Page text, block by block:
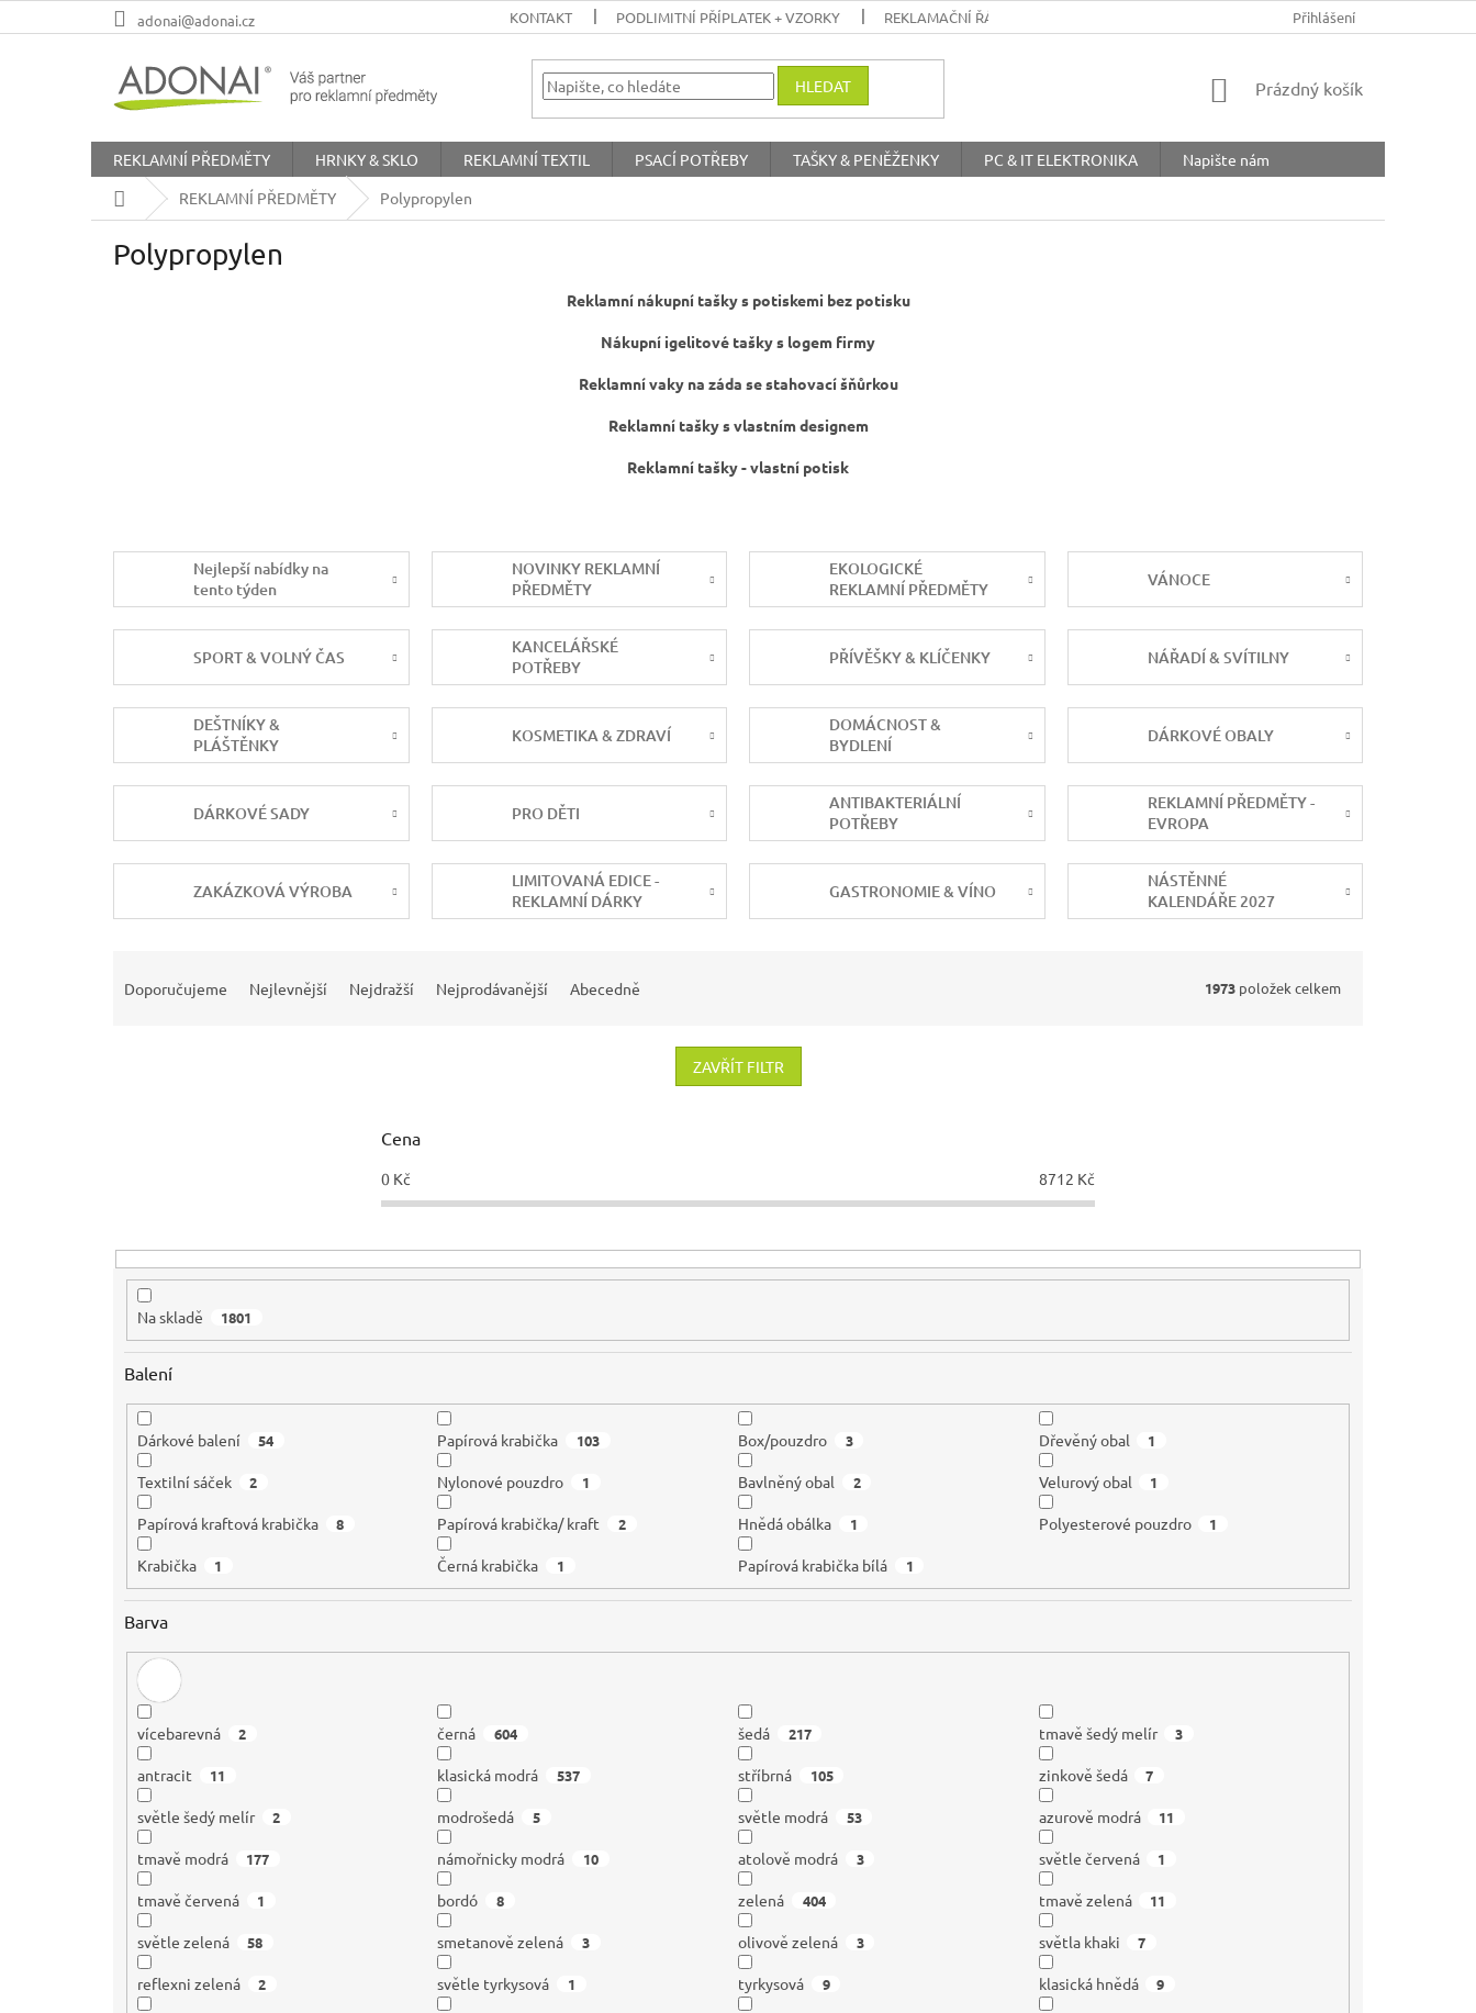
na
adonai@adonai.cz KONTAKT PODLIMITNÍ PŘÍPLATEK + VZORKY REKLAMAČNÍ ŘÁD COOKIES OCHRANA
Přihlášení
HLEDAT
NÁKUPNÍ
Prázdný košík
REKLAMNÍ PŘEDMĚTY HRNKY & SKLO REKLAMNÍ TEXTIL PSACÍ POTŘEBY TAŠKY & PENĚŽENKY PC & IT ELEKTRONIKA
Napište nám
Domů
REKLAMNÍ PŘEDMĚTY Polypropylen
Polypropylen
Reklamní nákupní tašky s potiskemi bez potisku
Nákupní igelitové tašky s logem firmy
Reklamní vaky na záda se stahovací šňůrkou
Reklamní tašky s vlastním designem
Reklamní tašky - vlastní potisk
Nejlepší nabídky na
tento týden
NOVINKY REKLAMNÍ
PŘEDMĚTY
EKOLOGICKÉ
REKLAMNÍ PŘEDMĚTY
VÁNOCE
SPORT & VOLNÝ ČAS
KANCELÁŘSKÉ
POTŘEBY
PŘÍVĚŠKY & KLÍČENKY NÁŘADÍ & SVÍTILNY
DEŠTNÍKY &
PLÁŠTĚNKY
KOSMETIKA & ZDRAVÍ
DOMÁCNOST &
BYDLENÍ
DÁRKOVÉ OBALY
DÁRKOVÉ SADY PRO DĚTI
ANTIBAKTERIÁLNÍ
POTŘEBY
REKLAMNÍ PŘEDMĚTY -
EVROPA
ZAKÁZKOVÁ VÝROBA
LIMITOVANÁ EDICE -
REKLAMNÍ DÁRKY
GASTRONOMIE & VÍNO
NÁSTĚNNÉ
KALENDÁŘE 2027
t
ů
Doporučujeme Nejlevnější Nejdražší Nejprodávanější Abecedně 1973 položek celkem
ZAVŘÍT FILTR
Cena
0 Kč 8712 Kč
Na skladě 1801
Balení
Dárkové balení 54 Papírová krabička 103 Box/pouzdro 3 Dřevěný obal 1
Textilní sáček 2 Nylonové pouzdro 1 Bavlněný obal 2 Velurový obal 1
Papírová kraftová krabička 8 Papírová krabička/ kraft 2 Hnědá obálka 1 Polyesterové pouzdro 1
Krabička 1 Černá krabička 1 Papírová krabička bílá 1
Barva
vícebarevná 2 černá 604 šedá 217 tmavě šedý melír 3
antracit 11 klasická modrá 537 stříbrná 105 zinkově šedá 7
světle šedý melír 2 modrošedá 5 světle modrá 53 azurově modrá 11
tmavě modrá 177 námořnicky modrá 10 atolově modrá 3 světle červená 1
tmavě červená 1 bordó 8 zelená 404 tmavě zelená 11
světle zelená 58 smetanově zelená 3 olivově zelená 3 světla khaki 7
reflexni zelená 2 světle tyrkysová 1 tyrkysová 9 klasická hnědá 9